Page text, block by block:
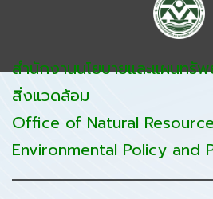
สำนักงานนโยบายและแผนทรั
สิ่งแวดล้อม
Office of Natural
Environmental Policy and